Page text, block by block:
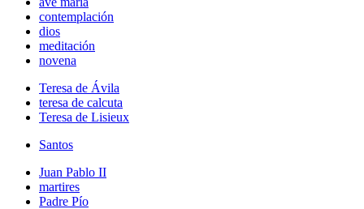
contemplación
dios
meditación
novena
Teresa de Ávila
teresa de calcuta
Teresa de Lisieux
Santos
Juan Pablo II
martires
Padre Pío